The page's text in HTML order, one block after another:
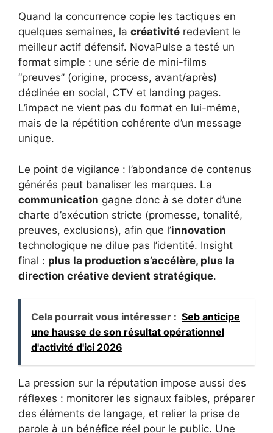
Quand la concurrence copie les tactiques en
quelques semaines, la créativité redevient le
meilleur actif défensif. NovaPulse a testé un
format simple : une série de mini-films
“preuves” (origine, process, avant/après)
déclinée en social, CTV et landing pages.
L’impact ne vient pas du format en lui-même,
mais de la répétition cohérente d’un message
unique.
Le point de vigilance : l’abondance de contenus
générés peut banaliser les marques. La
communication gagne donc à se doter d’une
charte d’exécution stricte (promesse, tonalité,
preuves, exclusions), afin que l’innovation
technologique ne dilue pas l’identité. Insight
final : plus la production s’accélère, plus la
direction créative devient stratégique.
Cela pourrait vous intéresser : Seb anticipe
une hausse de son résultat opérationnel
d'activité d'ici 2026
La pression sur la réputation impose aussi des
réflexes : monitorer les signaux faibles, préparer
des éléments de langage, et relier la prise de
parole à un bénéfice réel pour le public. Une